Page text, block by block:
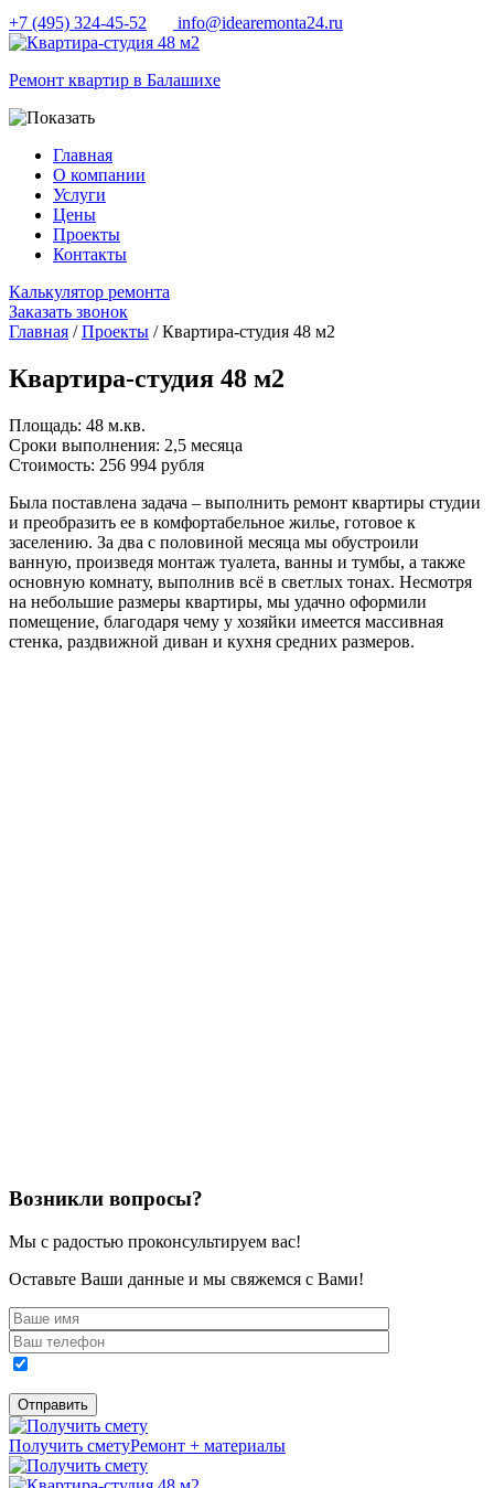
+7 (495) 324-45-52 info@idearemonta24.ru
Ремонт квартир в Балашихе
Главная
О компании
Услуги
Цены
Проекты
Контакты
Калькулятор ремонта
Заказать звонок
Главная /Проекты / Квартира-студия 48 м2
Квартира-студия 48 м2
Площадь: 48 м.кв.
Сроки выполнения: 2,5 месяца
Cтоимость: 256 994 рубля
Была поставлена задача – выполнить ремонт квартиры студии
и преобразить ее в комфортабельное жилье, готовое к
заселению. За два с половиной месяца мы обустроили
ванную, произведя монтаж туалета, ванны и тумбы, а также
основную комнату, выполнив всё в светлых тонах. Несмотря
на небольшие размеры квартиры, мы удачно оформили
помещение, благодаря чему у хозяйки имеется массивная
стенка, раздвижной диван и кухня средних размеров.
Возникли вопросы?
Мы с радостью проконсультируем вас!
Оставьте Ваши данные и мы свяжемся с Вами!
Получить сметуРемонт + материалы